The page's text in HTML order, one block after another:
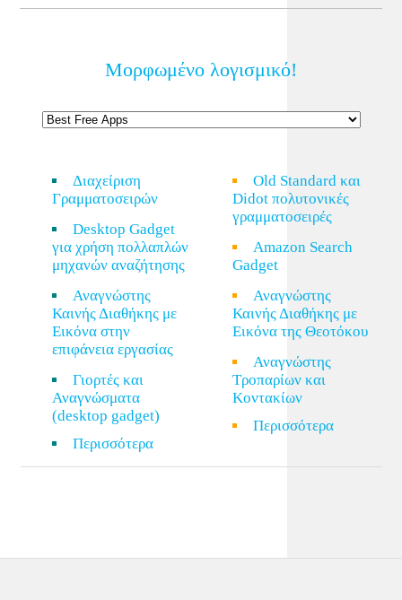
Μορφωμένο λογισμικό!
Διαχείριση
Γραμματοσειρών
Desktop Gadget
για χρήση πολλαπλών
μηχανών αναζήτησης
Αναγνώστης
Καινής Διαθήκης με
Εικόνα στην
επιφάνεια εργασίας
Γιορτές και
Αναγνώσματα
(desktop gadget)
Περισσότερα
Old Standard και
Didot πολυτονικές
γραμματοσειρές
Amazon Search
Gadget
Αναγνώστης
Καινής Διαθήκης με
Εικόνα της Θεοτόκου
Αναγνώστης
Τροπαρίων και
Κοντακίων
Περισσότερα